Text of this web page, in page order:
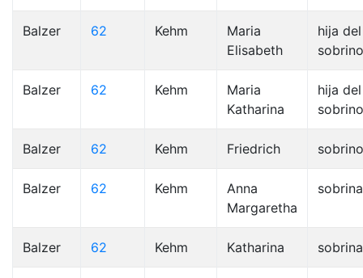
Balzer 62 Kehm
Maria
Elisabeth
hija del
Balzer 62 Kehm
Maria
Katharina
hija del
Balzer 62 Kehm Friedrich sobrino
Balzer 62 Kehm
Anna
Margaretha
sobrina
Balzer 62 Kehm Katharina sobrina